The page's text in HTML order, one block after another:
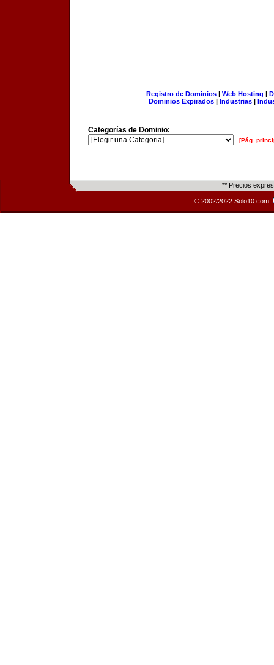
Registro de Dominios| Web Hosting |
Dominios Expirados | Industrias |
Categorías de Dominio:
[Pág.
** Precios
© 2002/2022 Solo10.com